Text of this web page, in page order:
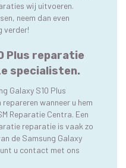
wij uitvoeren.
neem dan even
verder!
Plus reparatie
specialisten.
Galaxy S10 Plus
wanneer u hem
Reparatie Centra. Een
reparatie is vaak zo
de Samsung Galaxy
u contact met ons